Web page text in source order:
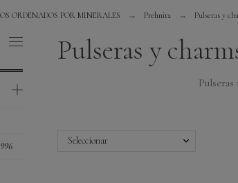
ORDENADOS POR MINERALES Prehnita Pulseras y
Pulseras y
Seleccionar